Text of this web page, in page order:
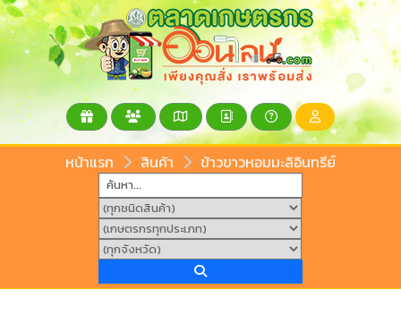
หน้าแรก สินค้า ข้าวขาวหอมมะลิอินทรีย์